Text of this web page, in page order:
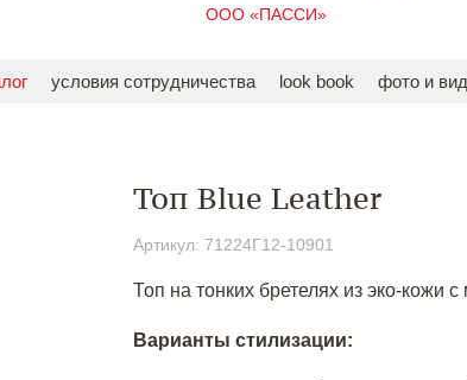
ООО «ПАССИ»
условия сотрудничества look book фото и
Топ Blue Leather
Артикул: 71224Г12-10901
Топ на тонких бретелях из эко-кожи
Варианты стилизации: